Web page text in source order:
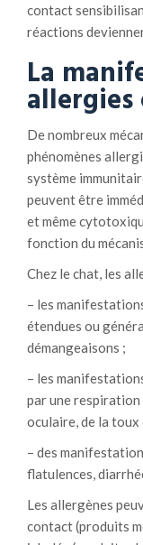
contact
réactions
La
allergies
De nombreux
phénomènes
système
peuvent être
et même
fonction du
Chez le chat, les
– les
étendues ou
démangeaisons ;
– les
par une
oculaire, de la toux
– des
flatulences,
Les allergènes
contact (produits